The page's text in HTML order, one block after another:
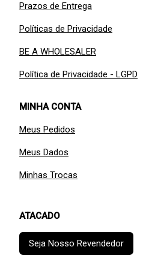
Prazos de Entrega
Políticas de Privacidade
BE A WHOLESALER
Política de Privacidade - LGPD
MINHA CONTA
Meus Pedidos
Meus Dados
Minhas Trocas
ATACADO
Seja Nosso Revendedor